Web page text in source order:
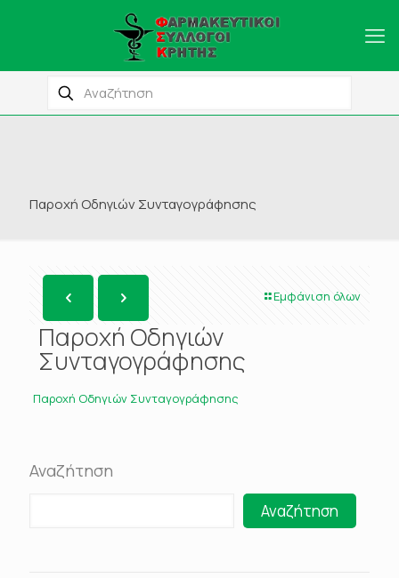
Παροχή Οδηγιών Συνταγογράφησης
Εμφάνιση όλων
Παροχή Οδηγιών
Συνταγογράφησης
Παροχή Οδηγιών Συνταγογράφησης
Αναζήτηση
Αναζήτηση